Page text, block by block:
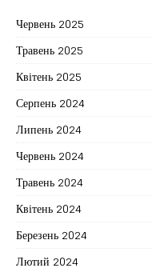
Червень 2025
Травень 2025
Квітень 2025
Серпень 2024
Липень 2024
Червень 2024
Травень 2024
Квітень 2024
Березень 2024
Лютий 2024